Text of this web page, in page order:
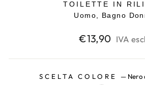
TOILETTE IN
Uomo, Bagno
Prezzo
listino
€13,90 IVA
SCELTA COLORE— Nero